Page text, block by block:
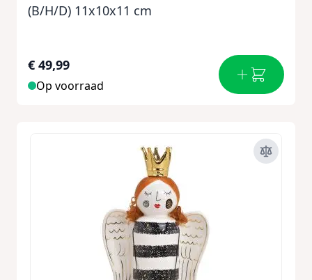
(B/H/D) 11x10x11 cm
€ 49,99
Op voorraad